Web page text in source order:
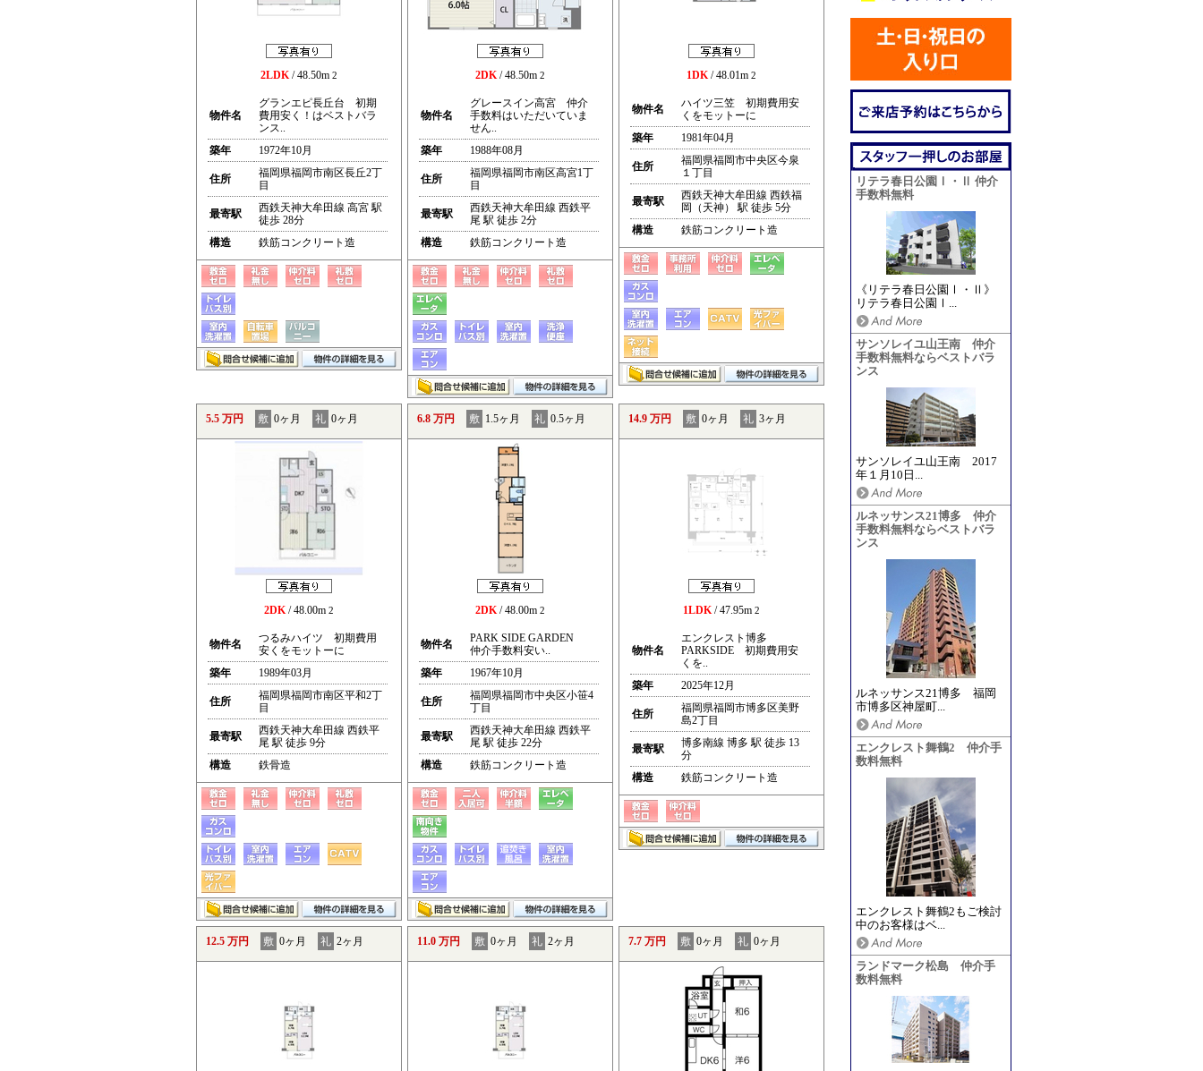
リテラ春日公園Ⅰ・Ⅱ 仲介
手数料無料
《リテラ春日公園Ⅰ・Ⅱ》
リテラ春日公園Ⅰ...
サンソレイユ山王南 仲介
手数料無料ならベストバラ
ンス
サンソレイユ山王南 2017
年１月10日...
ルネッサンス21博多 仲介
手数料無料ならベストバラ
ンス
ルネッサンス21博多 福岡
市博多区神屋町...
エンクレスト舞鶴2 仲介手
数料無料
エンクレスト舞鶴2もご検討
中のお客様はベ...
ランドマーク松島 仲介手
数料無料
2LDK/ 48.50m 2
物件名
グランエピ長丘台 初期
費用安く！はベストバラ
ンス..
築年
1972年10月
住所
福岡県福岡市南区長丘2丁
目
最寄駅
西鉄天神大牟田線 高宮 駅
徒歩 28分
構造
鉄筋コンクリート造
2DK/ 48.50m 2
物件名
グレースイン高宮 仲介
手数料はいただいていま
せん..
築年
1988年08月
住所
福岡県福岡市南区高宮1丁
目
最寄駅
西鉄天神大牟田線 西鉄平
尾 駅 徒歩 2分
構造
鉄筋コンクリート造
1DK/ 48.01m 2
物件名
ハイツ三笠 初期費用安
くをモットーに
築年
1981年04月
住所
福岡県福岡市中央区今泉
１丁目
最寄駅
西鉄天神大牟田線 西鉄福
岡（天神） 駅 徒歩 5分
構造
鉄筋コンクリート造
5.5 万円 敷 0ヶ月 礼 0ヶ月
2DK/ 48.00m 2
物件名
つるみハイツ 初期費用
安くをモットーに
築年
1989年03月
住所
福岡県福岡市南区平和2丁
目
最寄駅
西鉄天神大牟田線 西鉄平
尾 駅 徒歩 9分
構造
鉄骨造
6.8 万円 敷 1.5ヶ月 礼 0.5ヶ月
2DK/ 48.00m 2
物件名
PARK SIDE GARDEN
仲介手数料安い..
築年
1967年10月
住所
福岡県福岡市中央区小笹4
丁目
最寄駅
西鉄天神大牟田線 西鉄平
尾 駅 徒歩 22分
構造
鉄筋コンクリート造
14.9 万円 敷 0ヶ月 礼 3ヶ月
1LDK/ 47.95m 2
物件名
エンクレスト博多
PARKSIDE 初期費用安
くを..
築年
2025年12月
住所
福岡県福岡市博多区美野
島2丁目
最寄駅
博多南線 博多 駅 徒歩 13
分
構造
鉄筋コンクリート造
12.5 万円 敷 0ヶ月 礼 2ヶ月 11.0 万円 敷 0ヶ月 礼 2ヶ月 7.7 万円 敷 0ヶ月 礼 0ヶ月